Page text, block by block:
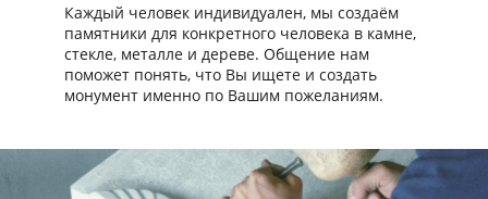
Каждый человек индивидуален, мы создаём
памятники для конкретного человека в камне,
стекле, металле и дереве. Общение нам
поможет понять, что Вы ищете и создать
монумент именно по Вашим пожеланиям.